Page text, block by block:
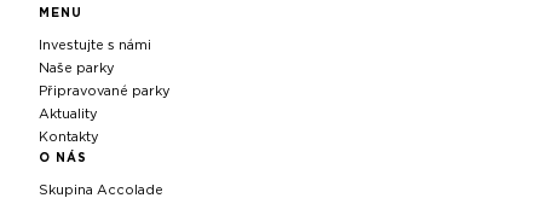
MENU
Investujte s námi
Naše parky
Připravované parky
Aktuality
Kontakty
O NÁS
Skupina Accolade